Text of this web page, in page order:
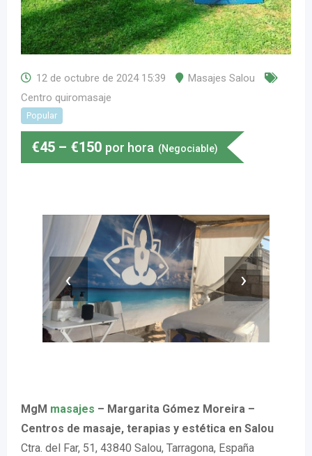
12 de octubre de 2024 15:39
Masajes Salou
Centro quiromasaje
Popular
€45 – €150 por hora (Negociable)
‹ ›
MgM masajes – Margarita Gómez Moreira –
Centros de masaje, terapias y estética en Salou
Ctra. del Far, 51, 43840 Salou, Tarragona, España